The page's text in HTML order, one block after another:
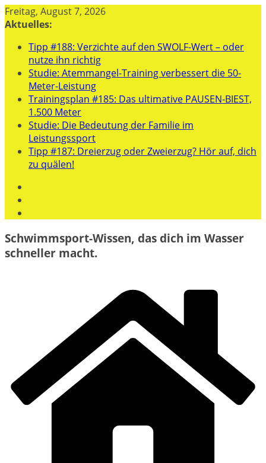
Zum
Inhalt
Freitag, August 7, 2026
Aktuelles:
Tipp #188: Verzichte auf den SWOLF-Wert – oder
nutze ihn richtig
Studie: Atemmangel-Training verbessert die 50-
Meter-Leistung
Trainingsplan #185: Das ultimative PAUSEN-BIEST,
1.500 Meter
Studie: Die Bedeutung der Familie im
Leistungssport
Tipp #187: Dreierzug oder Zweierzug? Hör auf, dich
zu quälen!
Schwimmsport-Wissen, das dich im Wasser
schneller macht.